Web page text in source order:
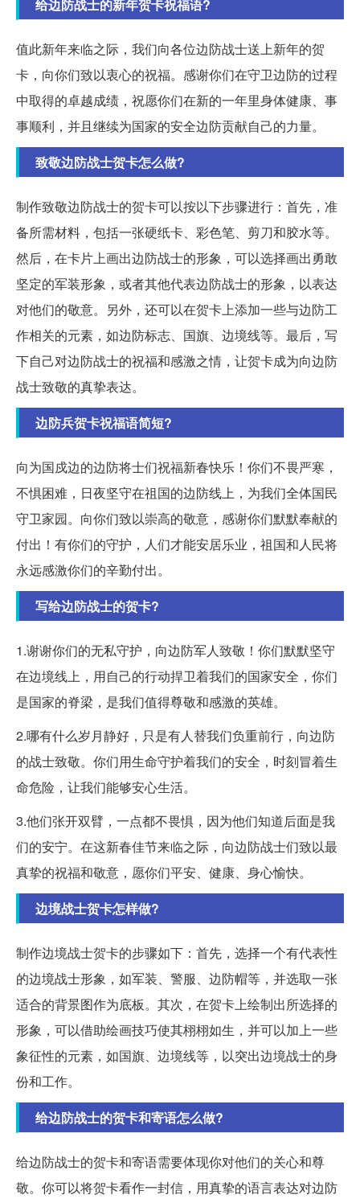
给边防战士的新年贺卡祝福语?
值此新年来临之际，我们向各位边防战士送上新年的贺
卡，向你们致以衷心的祝福。感谢你们在守卫边防的过程
中取得的卓越成绩，祝愿你们在新的一年里身体健康、事
事顺利，并且继续为国家的安全边防贡献自己的力量。
致敬边防战士贺卡怎么做?
制作致敬边防战士的贺卡可以按以下步骤进行：首先，准
备所需材料，包括一张硬纸卡、彩色笔、剪刀和胶水等。
然后，在卡片上画出边防战士的形象，可以选择画出勇敢
坚定的军装形象，或者其他代表边防战士的形象，以表达
对他们的敬意。另外，还可以在贺卡上添加一些与边防工
作相关的元素，如边防标志、国旗、边境线等。最后，写
下自己对边防战士的祝福和感激之情，让贺卡成为向边防
战士致敬的真挚表达。
边防兵贺卡祝福语简短?
向为国戍边的边防将士们祝福新春快乐！你们不畏严寒，
不惧困难，日夜坚守在祖国的边防线上，为我们全体国民
守卫家园。向你们致以崇高的敬意，感谢你们默默奉献的
付出！有你们的守护，人们才能安居乐业，祖国和人民将
永远感激你们的辛勤付出。
写给边防战士的贺卡?
1.谢谢你们的无私守护，向边防军人致敬！你们默默坚守
在边境线上，用自己的行动捍卫着我们的国家安全，你们
是国家的脊梁，是我们值得尊敬和感激的英雄。
2.哪有什么岁月静好，只是有人替我们负重前行，向边防
的战士致敬。你们用生命守护着我们的安全，时刻冒着生
命危险，让我们能够安心生活。
3.他们张开双臂，一点都不畏惧，因为他们知道后面是我
们的安宁。在这新春佳节来临之际，向边防战士们致以最
真挚的祝福和敬意，愿你们平安、健康、身心愉快。
边境战士贺卡怎样做?
制作边境战士贺卡的步骤如下：首先，选择一个有代表性
的边境战士形象，如军装、警服、边防帽等，并选取一张
适合的背景图作为底板。其次，在贺卡上绘制出所选择的
形象，可以借助绘画技巧使其栩栩如生，并可以加上一些
象征性的元素，如国旗、边境线等，以突出边境战士的身
份和工作。
给边防战士的贺卡和寄语怎么做?
给边防战士的贺卡和寄语需要体现你对他们的关心和尊
敬。你可以将贺卡看作一封信，用真挚的语言表达对边防